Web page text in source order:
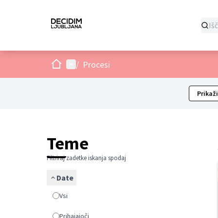
DomovMain menu
/ Procesi
Teme
Filtriraj zadetke iskanja spodaj
Date
Vsi
Prihajajoči